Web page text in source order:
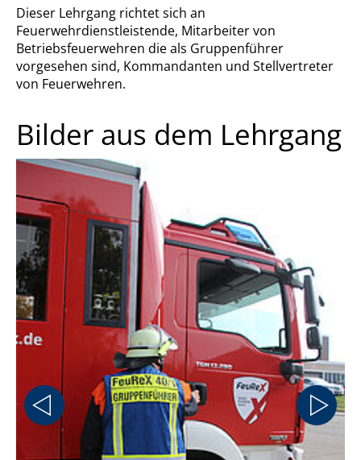
Dieser Lehrgang richtet sich an
Feuerwehrdienstleistende, Mitarbeiter von
Betriebsfeuerwehren die als Gruppenführer
vorgesehen sind, Kommandanten und Stellvertreter
von Feuerwehren.
Bilder aus dem Lehrgang